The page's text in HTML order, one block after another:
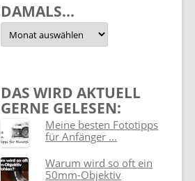
DAMALS…
Damals…
DAS WIRD AKTUELL
GERNE GELESEN:
Meine besten Fototipps
für Anfänger ...
Warum wird so oft ein
50mm-Objektiv